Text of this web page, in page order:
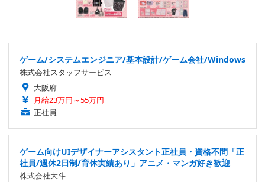
ゲーム/システムエンジニア/基本設計/ゲーム会社/Windows
株式会社スタッフサービス
大阪府
月給23万円～55万円
正社員
ゲーム向けUIデザイナーアシスタント正社員・資格不問「正
社員/週休2日制/育休実績あり」アニメ・マンガ好き歓迎
株式会社大斗